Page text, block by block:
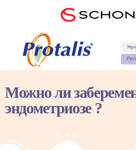
Можно ли
эндометриозе ?